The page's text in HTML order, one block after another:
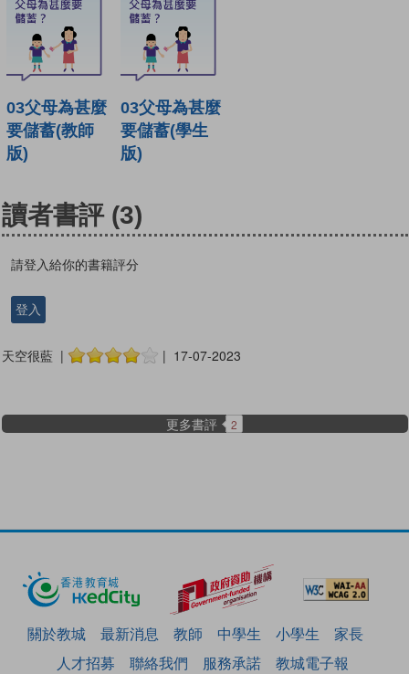
03父母為甚麼
要儲蓄(教師
版)
03父母為甚麼
要儲蓄(學生
版)
讀者書評 (3)
請登入給你的書籍評分
登入
天空很藍 | | 17-07-2023
更多書評 2
關於教城 最新消息 教師 中學生 小學生
家長
人才招募
聯絡我們 服務承諾 教城電子報